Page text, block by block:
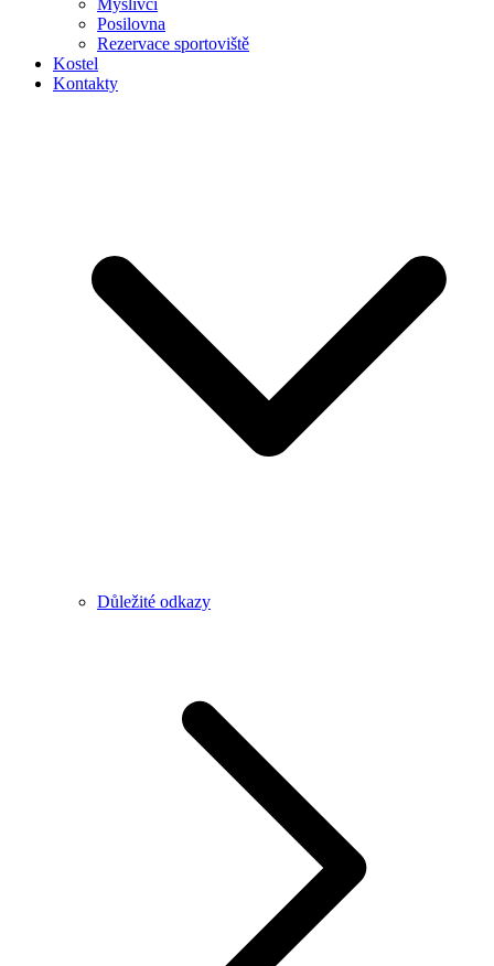
Myslivci
Posilovna
Rezervace sportoviště
Kostel
Kontakty
Důležité odkazy